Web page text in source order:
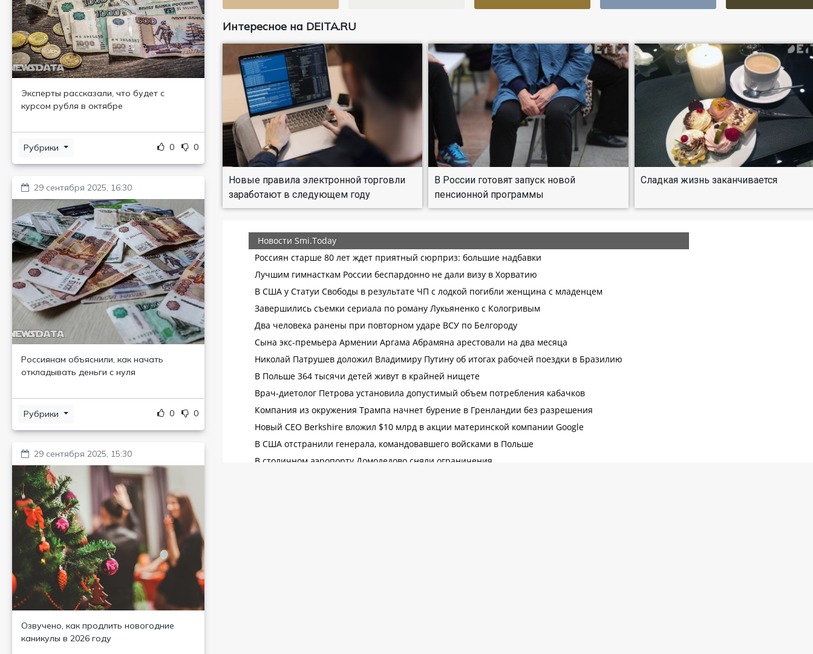
Эксперты рассказали, что будет с
курсом рубля в октябре
Рубрики 0 0
29 сентября 2025, 16:30
Россиянам объяснили, как начать
откладывать деньги с нуля
Рубрики 0 0
29 сентября 2025, 15:30
Озвучено, как продлить новогодние
каникулы в 2026 году
Интересное на DEITA.RU
Новые правила электронной торговли
заработают в следующем году
В России готовят запуск новой
пенсионной программы
Сладкая жизнь заканчивается